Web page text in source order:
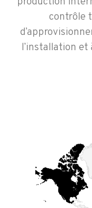
contrôle
l’installation et